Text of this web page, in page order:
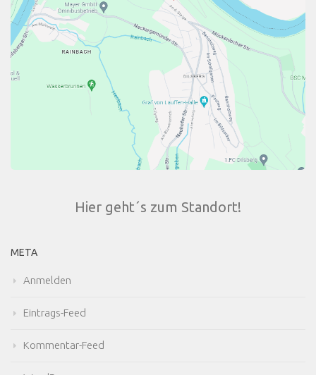
Hier geht´s zum Standort!
META
Anmelden
Eintrags-Feed
Kommentar-Feed